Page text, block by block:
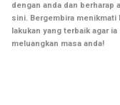
dengan anda dan berharap
sini. Bergembira menikmati
lakukan yang terbaik agar
meluangkan masa anda!